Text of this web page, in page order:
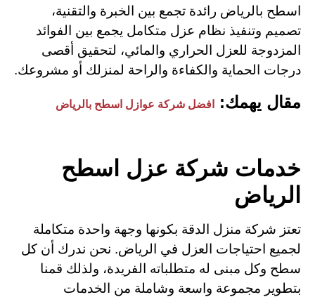
اسطح بالرياض رائدة تجمع بين الخبرة والتقنية،
تصميم وتنفيذ نظام عزل متكامل يجمع بين الفوائد
المزدوجة للعزل الحراري والمائي، لتحقيق أقصى
درجات الحماية والكفاءة والراحة لمنزلك أو مشروعك.
مقال يهمك: افضل شركة عوازل اسطح بالرياض
خدمات شركة عزل اسطح
الرياض
تعتز شركة منزل الدقة بكونها وجهة واحدة متكاملة
لجميع احتياجات العزل في الرياض. نحن ندرك أن كل
سطح وكل مبنى له متطلباته الفريدة، ولذلك قمنا
بتطوير مجموعة واسعة وشاملة من الخدمات